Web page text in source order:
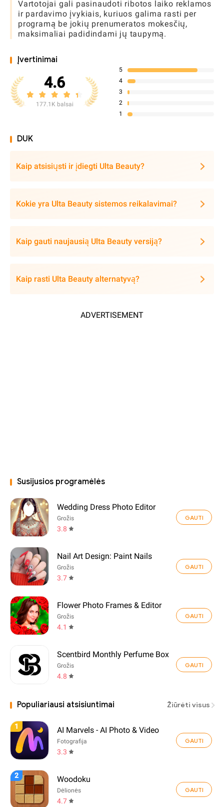
Vartotojai gali pasinaudoti ribotos laiko reklamos
ir pardavimo įvykiais, kuriuos galima rasti per
programą be jokių prenumeratos mokesčių,
maksimaliai padidindami jų taupymą.
Įvertinimai
4.6
177.1K balsai
5
4
3
2
1
DUK
Kaip atsisiųsti ir įdiegti Ulta Beauty?
Kokie yra Ulta Beauty sistemos reikalavimai?
Kaip gauti naujausią Ulta Beauty versiją?
Kaip rasti Ulta Beauty alternatyvą?
ADVERTISEMENT
Susijusios programėlės
Wedding Dress Photo Editor
Grožis
3.8
GAUTI
Nail Art Design: Paint Nails
Grožis
3.7
GAUTI
Flower Photo Frames & Editor
Grožis
4.1
GAUTI
Scentbird Monthly Perfume Box
Grožis
4.8
GAUTI
Populiariausi atsisiuntimai Žiūrėti visus
1 AI Marvels - AI Photo & Video
Fotografija
3.3
GAUTI
2 Woodoku
Dėlionės
4.7
GAUTI